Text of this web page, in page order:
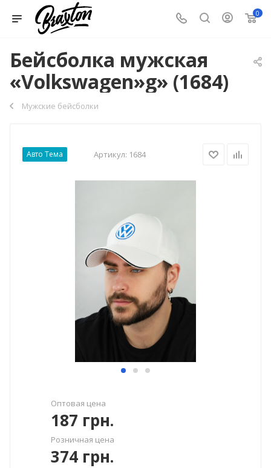
0
Бейсболка мужская
«Volkswagen»g» (1684)
Мужские бейсболки
Авто Тема Артикул: 1684
Оптовая цена
187 грн.
Розничная цена
374 грн.